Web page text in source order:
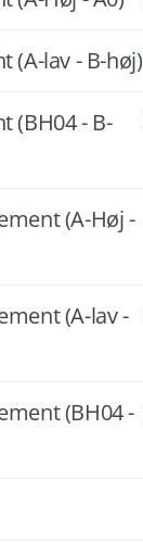
(A-lav - B-høj)
(BH04 - B-
(A-Høj -
(A-lav -
(BH04 -